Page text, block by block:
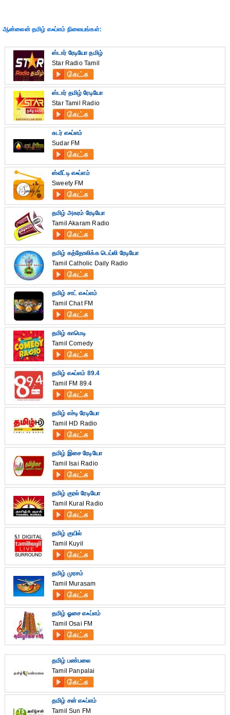
ஆன்லைன் தமிழ் எஃப்எம் நிலையங்கள்:
ஸ்டார் ரேடியோ தமிழ்
Star Radio Tamil
ஸ்டார் தமிழ் ரேடியோ
Star Tamil Radio
சுடர் எஃப்எம்
Sudar FM
ஸ்வீட்டி எஃப்எம்
Sweety FM
தமிழ் அகரம் ரேடியோ
Tamil Akaram Radio
தமிழ் கத்தோலிக்க டெய்லி ரேடியோ
Tamil Catholic Daily Radio
தமிழ் சாட் எஃப்எம்
Tamil Chat FM
தமிழ் காமெடி
Tamil Comedy
தமிழ் எஃப்எம் 89.4
Tamil FM 89.4
தமிழ் எச்டி ரேடியோ
Tamil HD Radio
தமிழ் இசை ரேடியோ
Tamil Isai Radio
தமிழ் குரல் ரேடியோ
Tamil Kural Radio
தமிழ் குயில்
Tamil Kuyil
தமிழ் முரசம்
Tamil Murasam
தமிழ் ஓசை எஃப்எம்
Tamil Osai FM
தமிழ் பண்பலை
Tamil Panpalai
தமிழ் சன் எஃப்எம்
Tamil Sun FM